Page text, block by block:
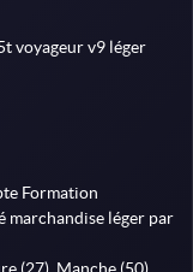
voyageur v9 léger
Formation
marchandise léger par